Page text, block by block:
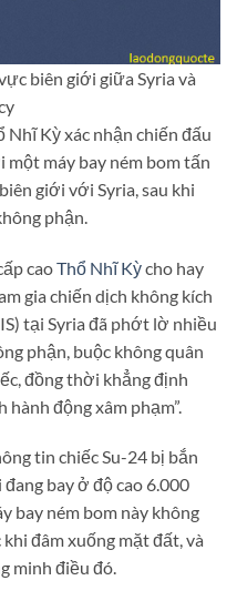
biên giới giữa Syria và
Nhĩ Kỳ xác nhận chiến đấu
máy bay ném bom tấn
giới với Syria, sau khi
phận.
caoThổ Nhĩ Kỳcho hay
gia chiến dịch không kích
tại Syria đã phớt lờ nhiều
phận, buộc không quân
đồng thời khẳng định
động xâm phạm”.
tin chiếc Su-24 bị bắn
bay ở độ cao 6.000
bay ném bom này không
đâm xuống mặt đất, và
minh điều đó.